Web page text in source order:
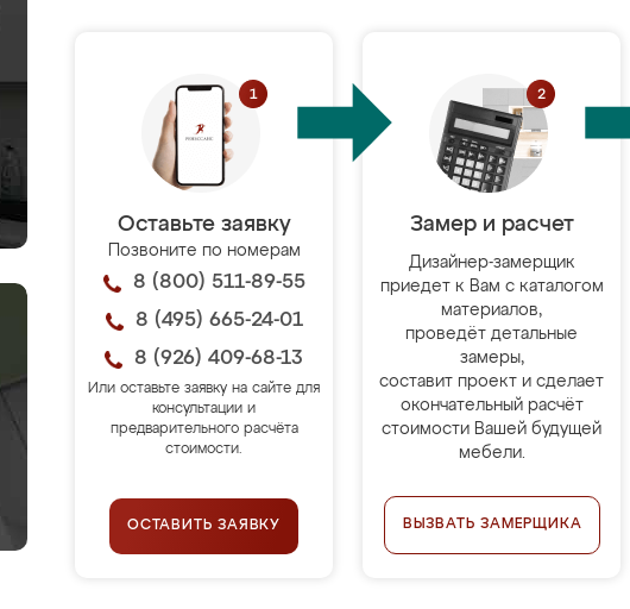
Оставьте заявку
Позвоните по номерам
8 (800) 511-89-55
8 (495) 665-24-01
8 (926) 409-68-13
Или оставьте заявку на сайте для
консультации и
предварительного расчёта
стоимости.
ОСТАВИТЬ ЗАЯВКУ
Замер и расчет
Дизайнер-замерщик
приедет к Вам с каталогом
материалов,
проведёт детальные
замеры,
составит проект и сделает
окончательный расчёт
стоимости Вашей будущей
мебели.
ВЫЗВАТЬ ЗАМЕРЩИКА